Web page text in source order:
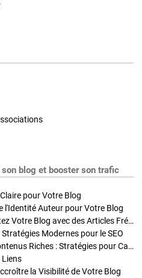
blog et booster son trafic
pour Votre Blog
l'Identité Auteur pour Votre Blog
Stratégies de Publication : Boostez Votre Blog avec des Articles Fréquents et Exclusifs
Modernes pour le SEO
Enrichir Vos Articles avec des Contenus Riches : Stratégies pour Captiver et Optimiser
Liens
la Visibilité de Votre Blog